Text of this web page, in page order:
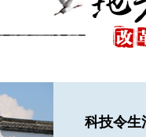
科技令生